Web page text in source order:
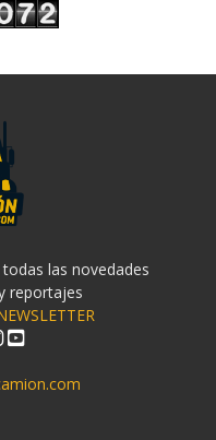
las novedades
reportajes